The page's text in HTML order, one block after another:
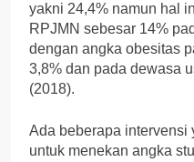
yakni 24,4% namun hal
RPJMN sebesar 14%
dengan angka obesitas
3,8% dan pada dewasa
(2018).
Ada beberapa intervensi
untuk menekan angka